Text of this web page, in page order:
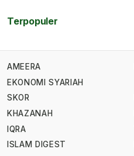
Terpopuler
AMEERA
EKONOMI SYARIAH
SKOR
KHAZANAH
IQRA
ISLAM DIGEST